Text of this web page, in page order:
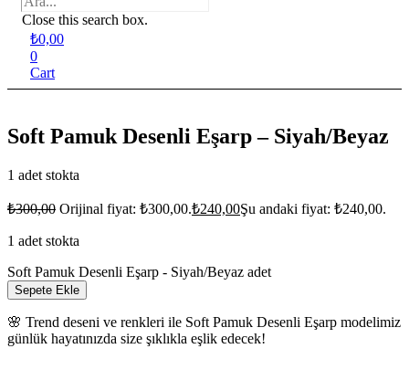
Close this search box.
₺0,00
0
Cart
Soft Pamuk Desenli Eşarp – Siyah/Beyaz
1 adet stokta
₺300,00 Orijinal fiyat: ₺300,00.₺240,00Şu andaki fiyat: ₺240,00.
1 adet stokta
Soft Pamuk Desenli Eşarp - Siyah/Beyaz adet
Sepete Ekle
🌸 Trend deseni ve renkleri ile Soft Pamuk Desenli Eşarp modelimiz
günlük hayatınızda size şıklıkla eşlik edecek!